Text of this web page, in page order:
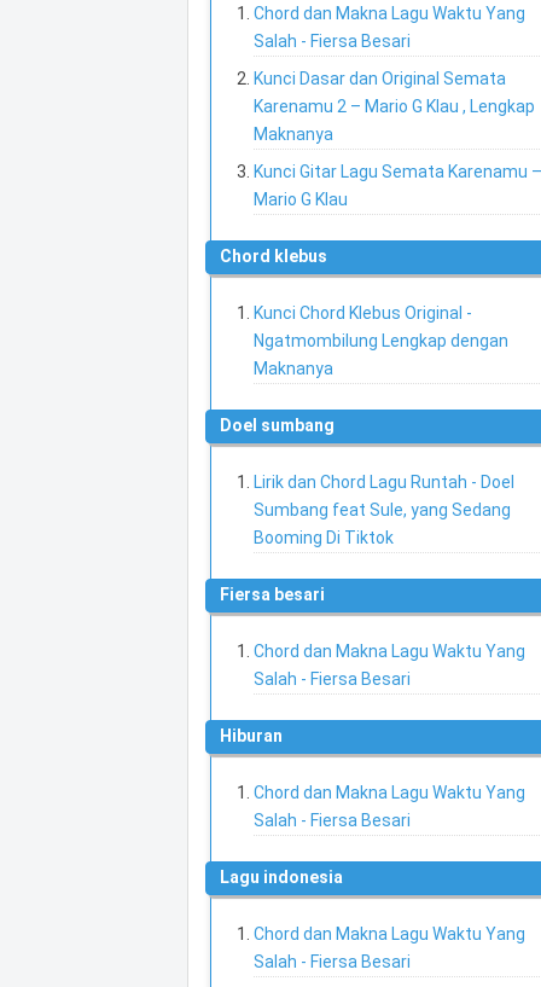
Chord dan Makna Lagu Waktu Yang
Salah - Fiersa Besari
Kunci Dasar dan Original Semata
Karenamu 2 – Mario G Klau , Lengkap
Maknanya
Kunci Gitar Lagu Semata Karenamu
Mario G Klau
chord klebus
Kunci Chord Klebus Original -
Ngatmombilung Lengkap dengan
Maknanya
doel sumbang
Lirik dan Chord Lagu Runtah - Doel
Sumbang feat Sule, yang Sedang
Booming Di Tiktok
fiersa besari
Chord dan Makna Lagu Waktu Yang
Salah - Fiersa Besari
hiburan
Chord dan Makna Lagu Waktu Yang
Salah - Fiersa Besari
lagu indonesia
Chord dan Makna Lagu Waktu Yang
Salah - Fiersa Besari